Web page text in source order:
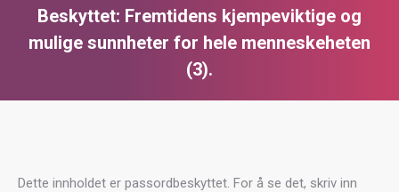
Beskyttet: Fremtidens kjempeviktige og
mulige sunnheter for hele menneskeheten
(3).
Dette innholdet er passordbeskyttet. For å se det, skriv inn